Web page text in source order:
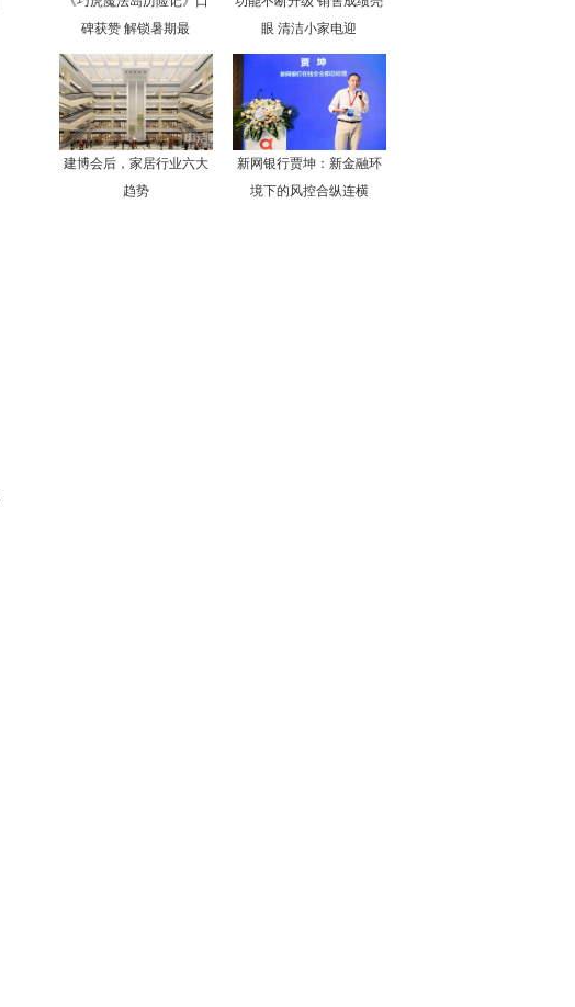
碑获赞 解锁暑期最
眼 清洁小家电迎
建博会后，家居行业六大
趋势
新网银行贾坤：新金融环
境下的风控合纵连横